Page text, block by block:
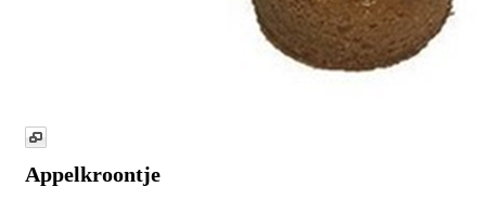
Appelkroontje